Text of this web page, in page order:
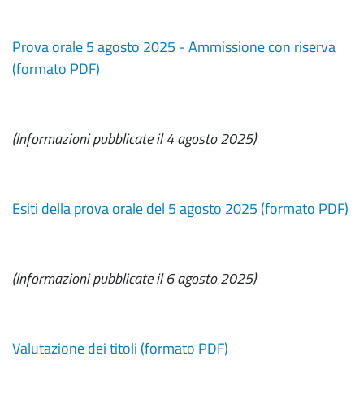
Prova orale 5 agosto 2025 - Ammissione con riserva
(formato PDF)
(Informazioni pubblicate il 4 agosto 2025)
Esiti della prova orale del 5 agosto 2025 (formato PDF)
(Informazioni pubblicate il 6 agosto 2025)
Valutazione dei titoli (formato PDF)